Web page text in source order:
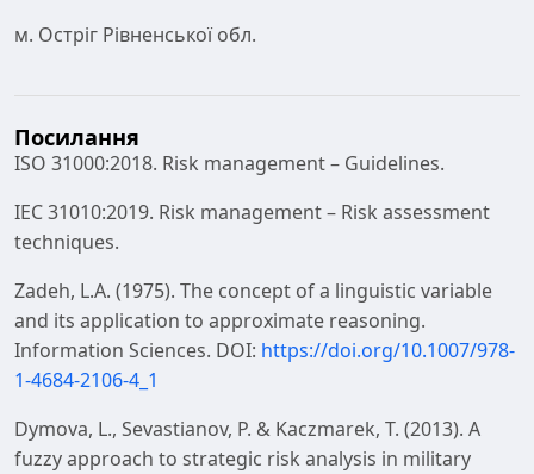
м. Остріг Рівненської обл.
Посилання
ISO 31000:2018. Risk management – Guidelines.
IEC 31010:2019. Risk management – Risk assessment
techniques.
Zadeh, L.A. (1975). The concept of a linguistic variable
and its application to approximate reasoning.
Information Sciences. DOI: https://doi.org/10.1007/978-
1-4684-2106-4_1
Dymova, L., Sevastianov, P. & Kaczmarek, T. (2013). A
fuzzy approach to strategic risk analysis in military